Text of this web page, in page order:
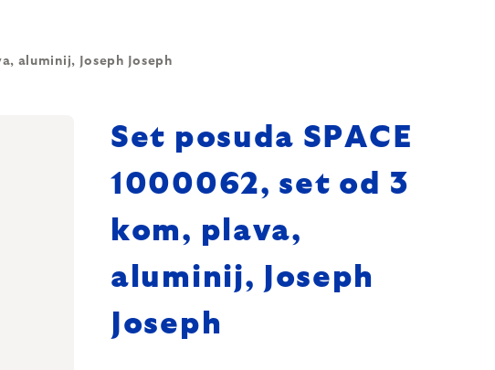
aluminij, Joseph Joseph
Set posuda SPACE
1000062, set od 3
kom, plava,
aluminij, Joseph
Joseph